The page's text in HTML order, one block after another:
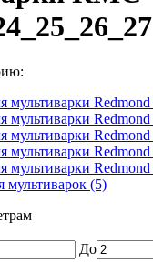
мультиварки
мультиварки
мультиварки
мультиварки
мультиварки
(5)
До